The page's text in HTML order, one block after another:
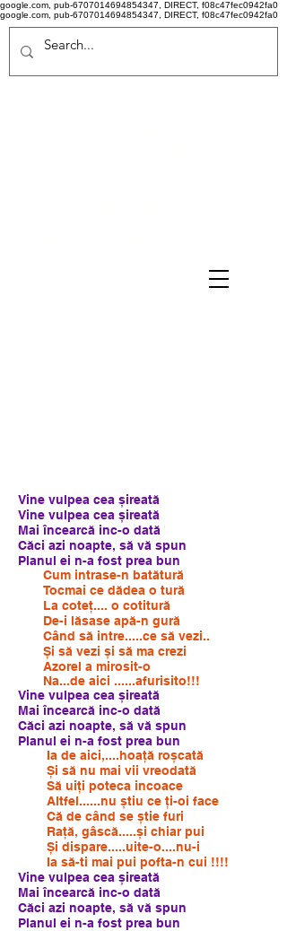
google.com, pub-6707014694854347, DIRECT, f08c47fec0942fa0
google.com, pub-6707014694854347, DIRECT, f08c47fec0942fa0
Vine vulpea cea șireată
Vine vulpea cea șireată
Mai încearcă inc-o dată
Căci azi noapte, să vă spun
Planul ei n-a fost prea bun
Cum intrase-n batătură
Tocmai ce dădea o tură
La coteț.... o cotitură
De-i lăsase apă-n gură
Când să intre.....ce să vezi..
Și să vezi și să ma crezi
Azorel a mirosit-o
Na...de aici ......afurisito!!!
Vine vulpea cea șireată
Mai încearcă inc-o dată
Căci azi noapte, să vă spun
Planul ei n-a fost prea bun
Ia de aici,....hoață roșcată
Și să nu mai vii vreodată
Să uiți poteca incoace
Altfel......nu știu ce ți-oi face
Că de când se știe furi
Rață, gâscă.....și chiar pui
Și dispare.....uite-o....nu-i
Ia să-ti mai pui pofta-n cui !!!!
Vine vulpea cea șireată
Mai încearcă inc-o dată
Căci azi noapte, să vă spun
Planul ei n-a fost prea bun